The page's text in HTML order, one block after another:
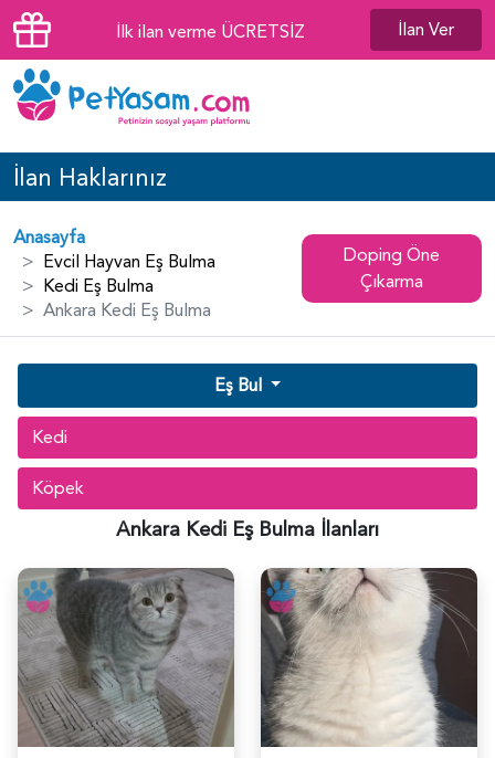
İlk ilan verme ÜCRETSİZ İlan Ver
İlan Haklarınız
Anasayfa
Evcil Hayvan Eş Bulma
Kedi Eş Bulma
Ankara Kedi Eş Bulma
Doping Öne
Çıkarma
Eş Bul
Kedi
Köpek
Ankara Kedi Eş Bulma İlanları